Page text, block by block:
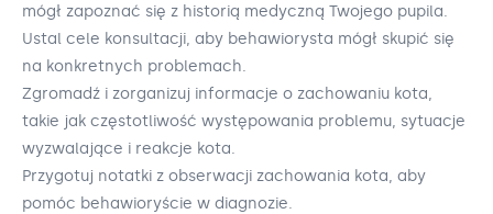
mógł zapoznać się z historią medyczną Twojego pupila.
Ustal cele konsultacji, aby behawiorysta mógł skupić się
na konkretnych problemach.
Zgromadź i zorganizuj informacje o zachowaniu kota,
takie jak częstotliwość występowania problemu, sytuacje
wyzwalające i reakcje kota.
Przygotuj notatki z obserwacji zachowania kota, aby
pomóc behawioryście w diagnozie.